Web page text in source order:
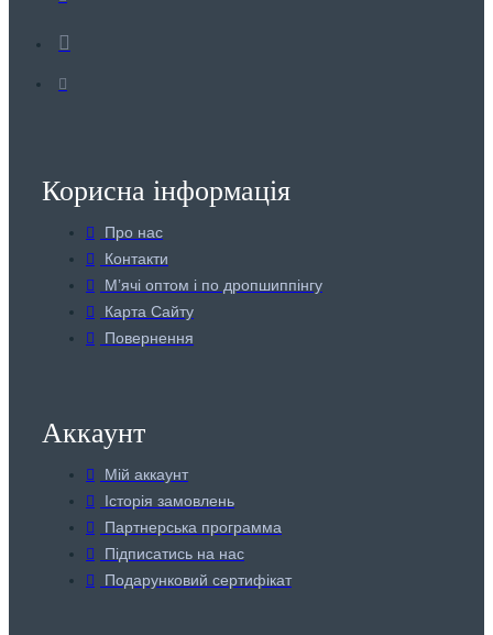
Корисна інформація
Про нас
Контакти
Мʼячі оптом і по дропшиппінгу
Карта Сайту
Повернення
Аккаунт
Мій аккаунт
Історія замовлень
Партнерська программа
Підписатись на нас
Подарунковий сертифікат